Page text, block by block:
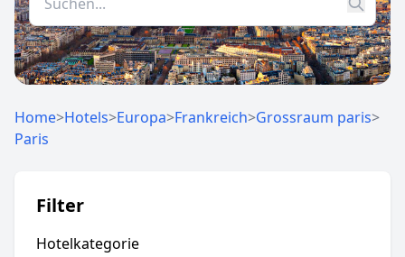
Home>Hotels>Europa>Frankreich>Grossraum paris>
Paris
Filter
Hotelkategorie